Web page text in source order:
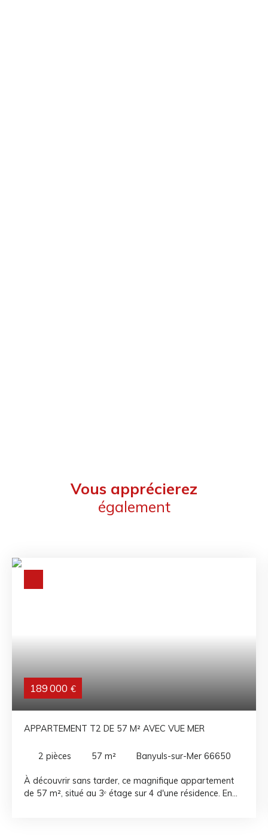
Vous apprécierez
également
189 000 €
APPARTEMENT T2 DE 57 M² AVEC VUE MER
2 pièces 57 m² Banyuls-sur-Mer 66650
À découvrir sans tarder, ce magnifique appartement
de 57 m², situé au 3ᵉ étage sur 4 d'une résidence. En